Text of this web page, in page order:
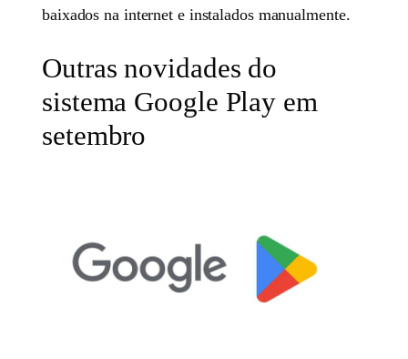
baixados na internet e instalados manualmente.
Outras novidades do
sistema Google Play em
setembro